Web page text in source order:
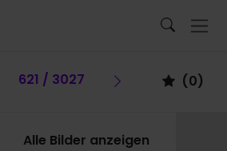
Vorheriges Fahrzeug
621 / 3027 Vorheriges
(0)
Alle Bilder anzeigen